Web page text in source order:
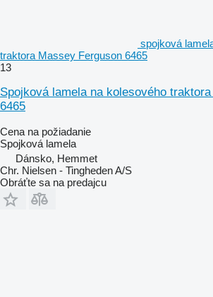
spojková
traktora Massey Ferguson 6465
13
Spojková lamela na kolesového
6465
Cena na požiadanie
Spojková lamela
Dánsko, Hemmet
Chr. Nielsen - Tingheden A/S
Obráťte sa na predajcu